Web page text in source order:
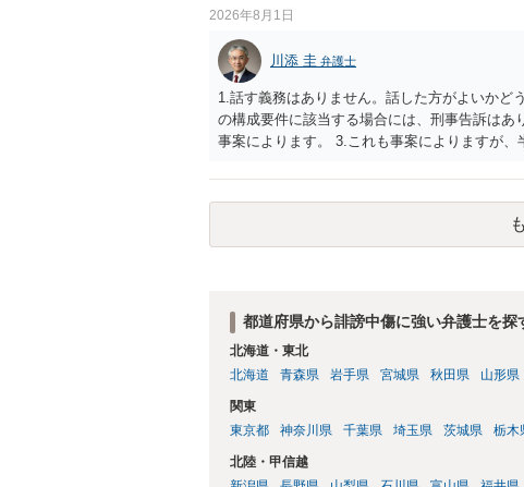
2026年8月1日
川添 圭 弁護士
1.話す義務はありません。話した方がよいかど
の構成要件に該当する場合には、刑事告訴は
事案によります。 3.これも事案によりますが
さらにいえば、利用者からの口コミ投稿の場
証拠による裏付けか必要なので発信者情報開
都道府県から誹謗中傷に強い弁護士を探
北海道・東北
北海道
青森県 岩手県 宮城県 秋田県 山形県
関東
東京都
神奈川県 千葉県 埼玉県 茨城県 栃木
北陸・甲信越